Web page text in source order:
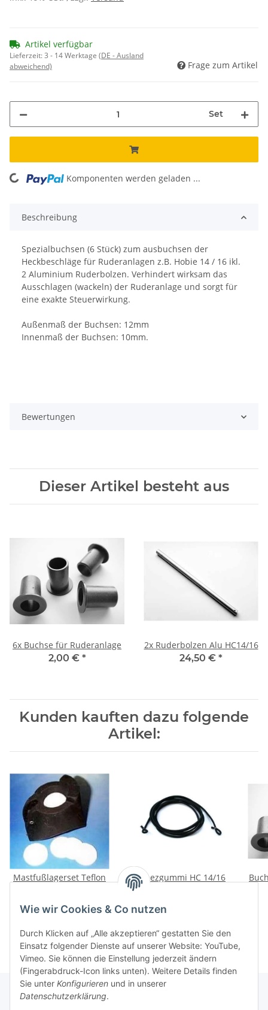
Artikel verfügbar
Lieferzeit:3 - 14 Werktage (DE - Ausland
abweichend)
Frage zum Artikel
Set
Loading... Komponenten werden geladen ...
Beschreibung
Spezialbuchsen (6 Stück) zum ausbuchsen der
Heckbeschläge für Ruderanlagen z.B. Hobie 14 / 16 ikl.
2 Aluminium Ruderbolzen. Verhindert wirksam das
Ausschlagen (wackeln) der Ruderanlage und sorgt für
eine exakte Steuerwirkung.
Außenmaß der Buchsen: 12mm
Innenmaß der Buchsen: 10mm.
Bewertungen
Dieser Artikel besteht aus
6x Buchse für Ruderanlage
2,00 € *
2x Ruderbolzen Alu HC14/16
24,50 € *
Kunden kauften dazu folgende
Artikel:
Mastfußlagerset Teflon
22,50 €
Trapezgummi HC 14/16
Wie wir Cookies & Co nutzen
Durch Klicken auf „Alle akzeptieren“ gestatten Sie den
Einsatz folgender Dienste auf unserer Website: YouTube,
Vimeo. Sie können die Einstellung jederzeit ändern
(Fingerabdruck-Icon links unten). Weitere Details finden
Sie unter Konfigurieren und in unserer
Datenschutzerklärung.